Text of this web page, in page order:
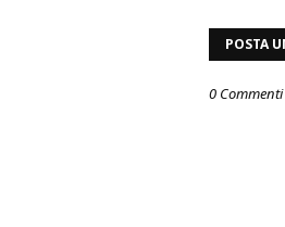
POSTA
0 Commenti